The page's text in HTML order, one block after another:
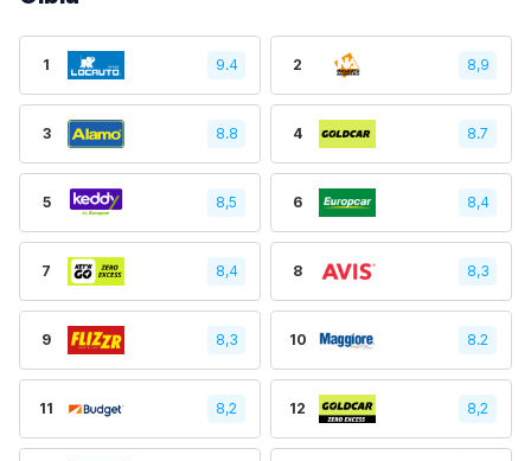
1 9.4 2 8,9
3 8.8 4 8.7
5 8,5 6 8,4
7 8,4 8 8,3
9 8,3 10 8.2
11 8,2 12 8,2